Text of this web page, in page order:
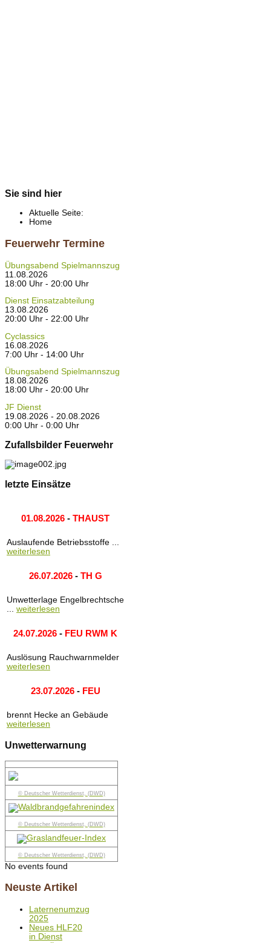
Sie sind hier
Aktuelle Seite:
Home
Feuerwehr Termine
Übungsabend Spielmannszug
11.08.2026
18:00 Uhr - 20:00 Uhr
Dienst Einsatzabteilung
13.08.2026
20:00 Uhr - 22:00 Uhr
Cyclassics
16.08.2026
7:00 Uhr - 14:00 Uhr
Übungsabend Spielmannszug
18.08.2026
18:00 Uhr - 20:00 Uhr
JF Dienst
19.08.2026 - 20.08.2026
0:00 Uhr - 0:00 Uhr
Zufallsbilder Feuerwehr
letzte Einsätze
01.08.2026 - THAUST
Auslaufende Betriebsstoffe ...
weiterlesen
26.07.2026- TH G
Unwetterlage Engelbrechtsche
... weiterlesen
24.07.2026 - FEU RWM K
Auslösung Rauchwarnmelder
weiterlesen
23.07.2026- FEU
brennt Hecke an Gebäude
weiterlesen
Unwetterwarnung
© Deutscher Wetterdienst, (DWD)
© Deutscher Wetterdienst, (DWD)
© Deutscher Wetterdienst, (DWD)
No events found
Neuste Artikel
Laternenumzug
2025
Neues HLF20
in Dienst